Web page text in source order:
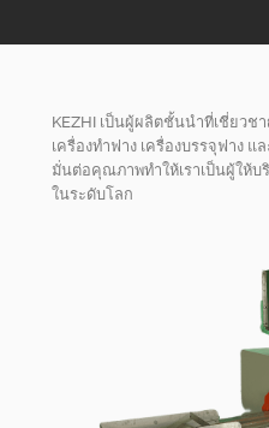
KEZHI เป็นผู้ผลิตชั้นนำที่เชี่ยว
เครื่องทำฟาง เครื่องบรรจุฟาง แ
มั่นต่อคุณภาพทำให้เราเป็นผู้ให้
ในระดับโลก